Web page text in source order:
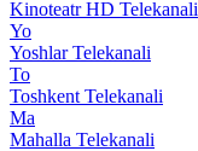
Kinoteatr HD Telekanali
Yo
Yoshlar Telekanali
To
Toshkent Telekanali
Ma
Mahalla Telekanali